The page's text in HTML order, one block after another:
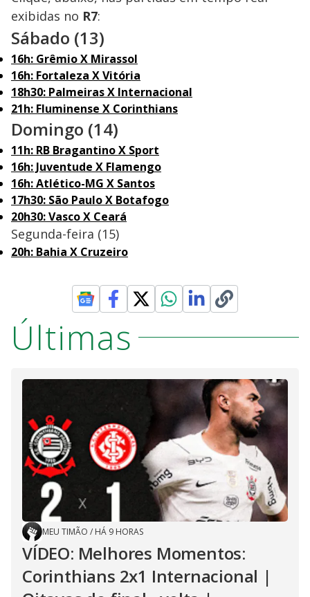
exibidas no R7:
Sábado (13)
16h: Grêmio X Mirassol
16h: Fortaleza X Vitória
18h30: Palmeiras X Internacional
21h: Fluminense X Corinthians
Domingo (14)
11h: RB Bragantino X Sport
16h: Juventude X Flamengo
16h: Atlético-MG X Santos
17h30: São Paulo X Botafogo
20h30: Vasco X Ceará
Segunda-feira (15)
20h: Bahia X Cruzeiro
Últimas
MEU TIMÃO / HÁ 9 HORAS
VÍDEO: Melhores Momentos:
Corinthians 2x1 Internacional |